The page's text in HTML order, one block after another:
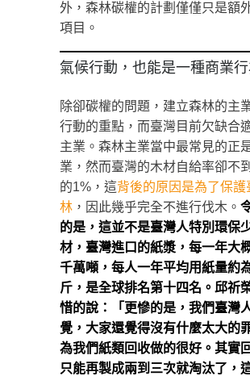
外，森林碳權的計劃僅僅只是額
項目。
氣候行動，也能是一種商業
除卻碳權的問題，建立森林的主
行動的重點，而臺灣目前欠缺合
主業。森林主業當中最常見的正
業，然而臺灣的木材自給率卻不
的1%，這背後的原因是為了保護
林 ，因此幾乎完全不進行伐木。
的是，這並不是臺灣人特別環保
材，臺灣進口的紙漿，每一年大
千萬噸，每人一年平均用紙量約
斤，是全球排名第十四名。邱祈
惜的說：「更慘的是，我們臺灣
覺，大家還覺得沒有什麼太大的
為我們紙類回收做的很好。其實
只能再製成兩到三次就淘汰了，